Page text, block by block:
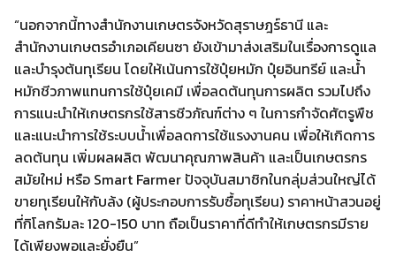
“นอกจากนี้ทางสำนักงานเกษตรจังหวัดสุราษฎร์ธานี และ
สำนักงานเกษตรอำเภอเคียนซา ยังเข้ามาส่งเสริมในเรื่องการดูแล
และบำรุงต้นทุเรียน โดยให้เน้นการใช้ปุ๋ยหมัก ปุ๋ยอินทรีย์ และน้ำ
หมักชีวภาพแทนการใช้ปุ๋ยเคมี เพื่อลดต้นทุนการผลิต รวมไปถึง
การแนะนำให้เกษตรกรใช้สารชีวภัณฑ์ต่าง ๆ ในการกำจัดศัตรูพืช
และแนะนำการใช้ระบบน้ำเพื่อลดการใช้แรงงานคน เพื่อให้เกิดการ
ลดต้นทุน เพิ่มผลผลิต พัฒนาคุณภาพสินค้า และเป็นเกษตรกร
สมัยใหม่ หรือ Smart Farmer ปัจจุบันสมาชิกในกลุ่มส่วนใหญ่ได้
ขายทุเรียนให้กับล้ง (ผู้ประกอบการรับซื้อทุเรียน) ราคาหน้าสวนอยู่
ที่กิโลกรัมละ 120-150 บาท ถือเป็นราคาที่ดีทำให้เกษตรกรมีราย
ได้เพียงพอและยั่งยืน”